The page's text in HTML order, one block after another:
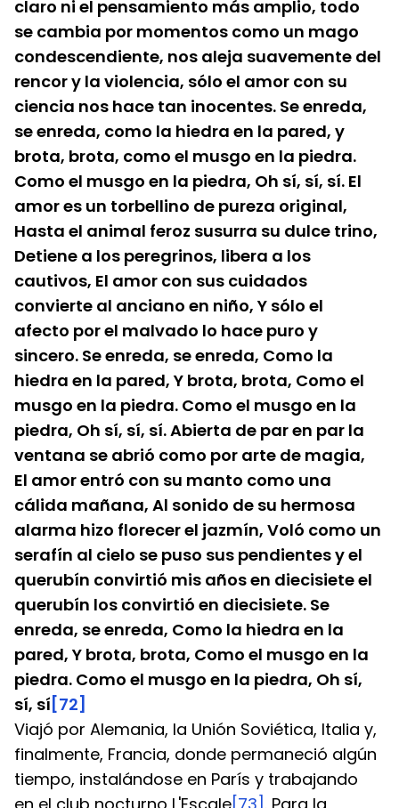
claro ni el pensamiento más amplio, todo
se cambia por momentos como un mago
condescendiente, nos aleja suavemente del
rencor y la violencia, sólo el amor con su
ciencia nos hace tan inocentes. Se enreda,
se enreda, como la hiedra en la pared, y
brota, brota, como el musgo en la piedra.
Como el musgo en la piedra, Oh sí, sí, sí. El
amor es un torbellino de pureza original,
Hasta el animal feroz susurra su dulce trino,
Detiene a los peregrinos, libera a los
cautivos, El amor con sus cuidados
convierte al anciano en niño, Y sólo el
afecto por el malvado lo hace puro y
sincero. Se enreda, se enreda, Como la
hiedra en la pared, Y brota, brota, Como el
musgo en la piedra. Como el musgo en la
piedra, Oh sí, sí, sí. Abierta de par en par la
ventana se abrió como por arte de magia,
El amor entró con su manto como una
cálida mañana, Al sonido de su hermosa
alarma hizo florecer el jazmín, Voló como un
serafín al cielo se puso sus pendientes y el
querubín convirtió mis años en diecisiete el
querubín los convirtió en diecisiete. Se
enreda, se enreda, Como la hiedra en la
pared, Y brota, brota, Como el musgo en la
piedra. Como el musgo en la piedra, Oh sí,
sí, sí [72]
Viajó por Alemania, la Unión Soviética, Italia y,
finalmente, Francia, donde permaneció algún
tiempo, instalándose en París y trabajando